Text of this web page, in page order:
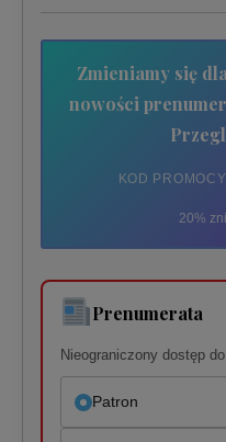
Zmieniamy się
nowości
KOD
20%
Prenumerata
Nieograniczony dostęp
Patron